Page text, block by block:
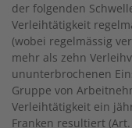
der folgenden
Verleihtätigkeit
(wobei regelmässig
mehr als zehn
ununterbrochenen
Gruppe von
Verleihtätigkeit ein
Franken resultiert